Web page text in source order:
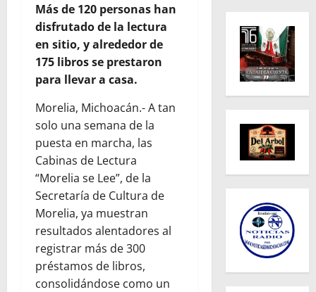
Más de 120 personas han
disfrutado de la lectura
en sitio, y alrededor de
175 libros se prestaron
para llevar a casa.
Morelia, Michoacán.- A tan
solo una semana de la
puesta en marcha, las
Cabinas de Lectura
“Morelia se Lee”, de la
Secretaría de Cultura de
Morelia, ya muestran
resultados alentadores al
registrar más de 300
préstamos de libros,
consolidándose como un